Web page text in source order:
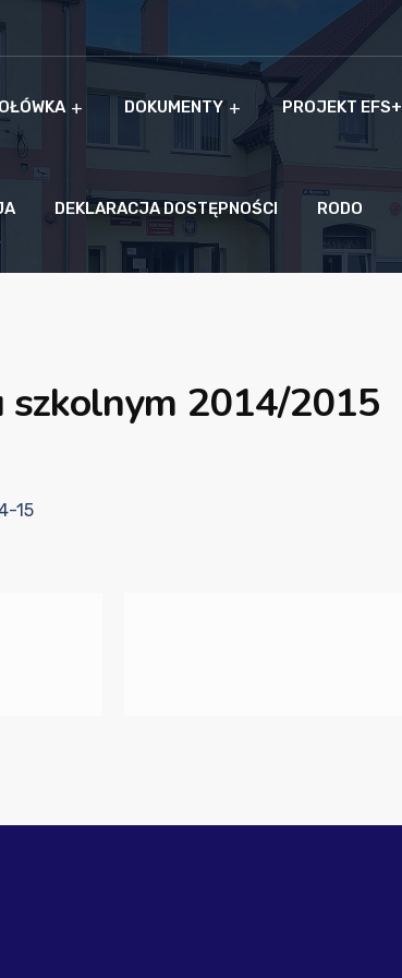
DOKUMENTY PROJEKT EFS+
DEKLARACJA DOSTĘPNOŚCI RODO
szkolnym 2014/2015